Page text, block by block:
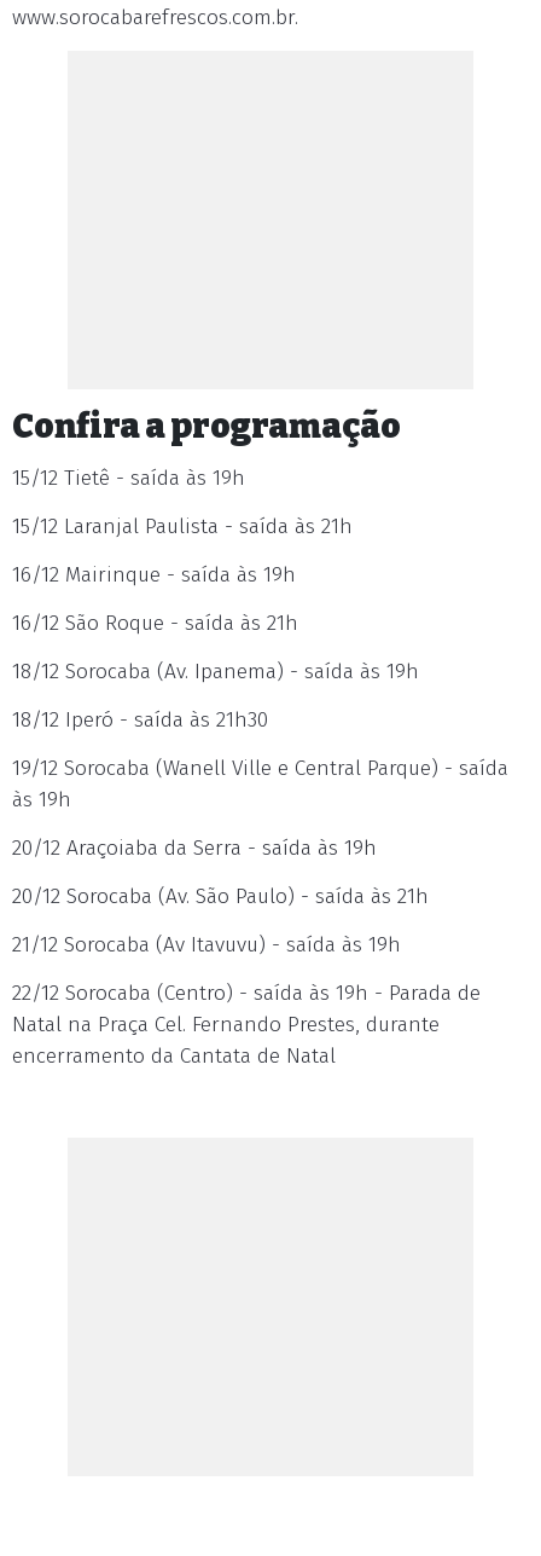
www.sorocabarefrescos.com.br.
Confira a programação
15/12 Tietê - saída às 19h
15/12 Laranjal Paulista - saída às 21h
16/12 Mairinque - saída às 19h
16/12 São Roque - saída às 21h
18/12 Sorocaba (Av. Ipanema) - saída às 19h
18/12 Iperó - saída às 21h30
19/12 Sorocaba (Wanell Ville e Central Parque) - saída
às 19h
20/12 Araçoiaba da Serra - saída às 19h
20/12 Sorocaba (Av. São Paulo) - saída às 21h
21/12 Sorocaba (Av Itavuvu) - saída às 19h
22/12 Sorocaba (Centro) - saída às 19h - Parada de
Natal na Praça Cel. Fernando Prestes, durante
encerramento da Cantata de Natal